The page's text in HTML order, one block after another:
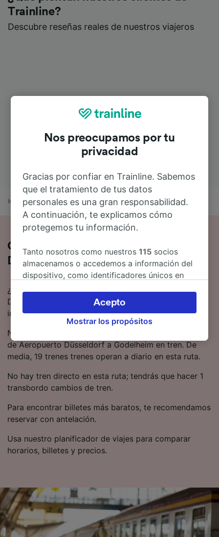
Trainline?
Descubre reseñas reales de nuestros viajeros
Inicio Horarios de trenes Aeropuerto Düsseldorf a Godelheim
Cómo es el viaje de Aeropuerto
Düsseldorf a Godelheim en tren
¿Estás pensando en ir en tren de Aeropuerto
Düsseldorf a Godelheim? Aquí tienes toda la
información.
Normalmente se tardan 3 horas 14 minutos en viajar
de Aeropuerto Düsseldorf a Godelheim en tren. De
media, 19 trenes trenes operan a diario en esta ruta.
No hay tren directo en esta ruta; tendrás que hacer 1
transbordo cambios de tren.
Para encontrar billetes más baratos, te recomendamos
reservar con antelación.
Usa nuestro planificador de viajes para comparar
horarios, billetes y precios.
Nos preocupamos por tu
privacidad
Gracias por confiar en Trainline. Sabemos
que el tratamiento de tus datos
personales es una gran responsabilidad.
A continuación, te explicamos cómo
protegemos tu información.
Tanto nosotros como nuestros115 socios
almacenamos o accedemos a información del
dispositivo, como identificadores únicos en
Puedes aceptar o administrar tus preferencias
haciendo clic abajo, incluido el derecho de
oposición en función de tu interés legítimo o,
de la política de privacidad. Tus preferencias
se notificarán a nuestros socios y no
datos no se utilizarán con fines de rastreo si
no nos has dado consentimiento para ello.
Tanto nosotros como nuestros asociados
tratamos los datos para proporcionar:
Utilizar datos de localización geográfica
precisa. Analizar activamente las
características del dispositivo para su
publicidad y contenido, investigación de
audiencia y desarrollo de servicios.
Lista de asociados (proveedores)
Mostrar los propósitos
Acepto